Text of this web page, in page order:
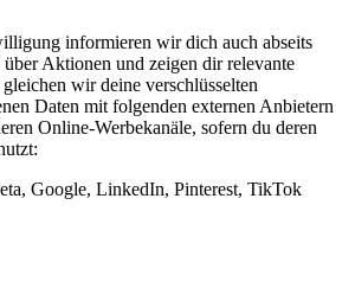
informieren wir dich auch abseits
über Aktionen und zeigen dir relevante
wir deine verschlüsselten
Daten mit folgenden externen Anbietern
Online-Werbekanäle, sofern du deren
Google, LinkedIn, Pinterest, TikTok